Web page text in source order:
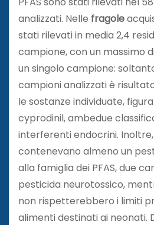
analizzati. Nelle fragole
stati rilevati in media 2,4
campione, con un massimo
un singolo campione:
campioni analizzati è
le sostanze individuate,
cyprodinil, ambedue
interferenti endocrini.
contenevano almeno un
alla famiglia dei PFAS, due
pesticida neurotossico,
non rispetterebbero i limiti
alimenti destinati ai neonati.